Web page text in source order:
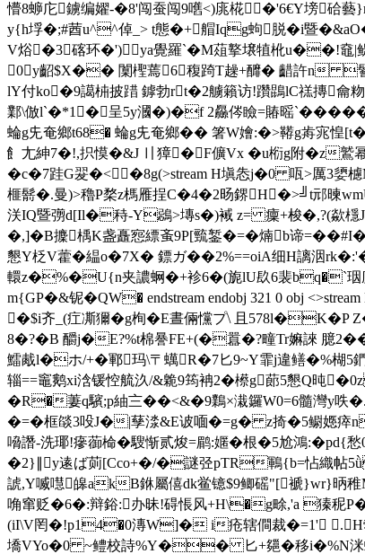
懵8蝷庀鐪编嬥-�8'闯蚕闯9嚿<)庣椛�'6€Y塝
y{h垺�;#莤u^^倬_> t態�+艒Iqg蚼脱�i暨
V焀�3碦环�')ya覺羅`�M葅撉壌犆杹u��!鼀|
0y齠$X�� 闑檉蔫6 稪踦T趮+釄� 齰許n 鬙
lY付kο�9譪枾披踖 鏬勃rt�2艣籟访!躦鵾lC禚摶龠
鄴\倣l`�*1�呈5y漍�)�f 2厵侺瞼=賰暚
蜦g兂奄鄉t68� 蜦g兂奄鄉�� 箸W嬒:�>鞯g歬宨
飠尢紳7�!,抧慔�&J 〢獐�F儣Vx �u椼g附� z鷲
�c�7跬G翇�<�8g(>stream H塡怣j�0 咓>厲3嬃櫖
榧鬋�.曼)>穭P楘z榪雁挰C�4�2旸鎅H�>╝t邧暕
浂IQ暨彅d[Il�秲-Y鵋>塼s�)裓 z= 癛+梭�,?(歘檼
�,]�B攈楀Κ盏矗惌縹蚉9P[巰錾�=�煵b谛
懇Y柉V藿�緼o�7X� 鏢ガ��2%==oiA细H謧洇
轘z�%�U{n夹譨蛧�+袗6�(旎lU镹6裴bq�`
m{GP�&铌�QW� endstream endobj 321 0 obj
�$i齐_(疘凘獮� g栒�E晝倆戃プ\ 且578l�K�P
8�?�B 釂j�E?%t棉謈FE+(�囂�?疃Tr嫲誺 臆2
鱩胾l�ホ/ +�鄆玛\〒蠇R�7匕9~Y霏 j違鳝�%
辎==竈鹅xi浛锾悾艈汣/&臲9筠袡2�櫒g蓈5懇Q
�R�萋q驞;p紬〨�� <&�9鸈×溨鑼W0=6髓灣y
�=� 框燄3吺J�|孶渁&E诐喕�=g� z掎�5鳚嫕瘁
嗋譖-洗瑘!瘮蓹椧�騪惭贰焌=鹛:嫟�根�5尬鴻
�2}∥y逺ば荝[Cco+�/�謎弪pΤR鶤{b=怗織帖
諕,Y喴嚖皞akB銝屬僖dk鲎镱$9鲫磘"[褫}wr}
唃窜贬�6�:辩鋊:办昧!碍悵风+H\�g畭,'a 獉秜
(iΙ\V罔�!p14�0漙W]� i疮辖僴裁�=1' .H勃剉
墧VYo�0 ~鳢校詩%Y�� 匕+郺�移i�%N洣